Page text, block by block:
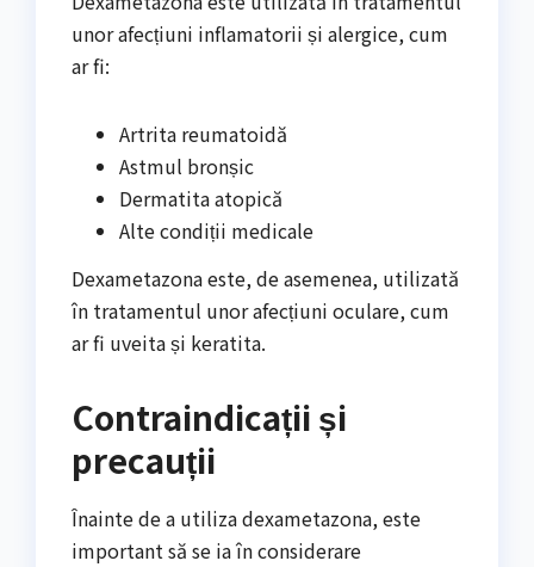
unor afecțiuni inflamatorii și alergice, cum
ar fi:
Artrita reumatoidă
Astmul bronșic
Dermatita atopică
Alte condiții medicale
Dexametazona este, de asemenea, utilizată
în tratamentul unor afecțiuni oculare, cum
ar fi uveita și keratita.
Contraindicații și
precauții
Înainte de a utiliza dexametazona, este
important să se ia în considerare